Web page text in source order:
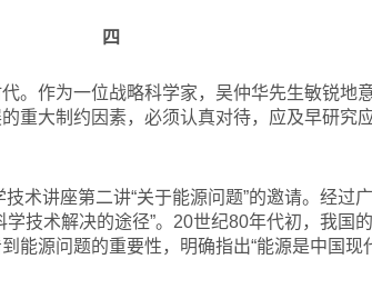
四
。作为一位战略科学家，吴仲华先生敏锐地
重大制约因素，必须认真对待，应及早研究
术讲座第二讲“关于能源问题”的邀请。经过
技术解决的途径”。20世纪80年代初，我国
能源问题的重要性，明确指出“能源是中国现